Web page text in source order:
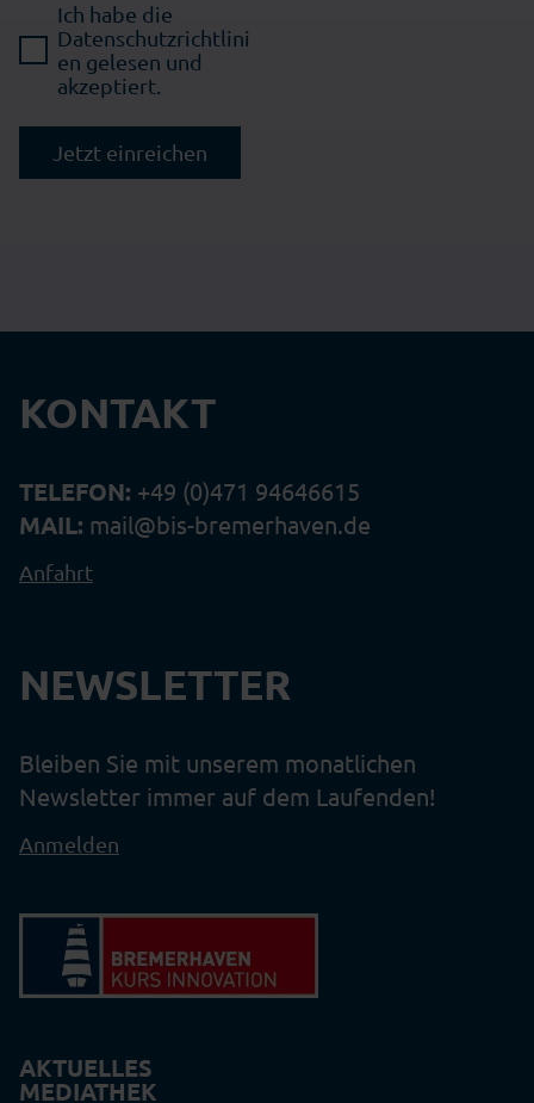
Ich habe die
Datenschutzrichtlini
en gelesen und
akzeptiert.
Jetzt einreichen
KONTAKT
TELEFON: +49 (0)471 94646615
MAIL: mail@bis-bremerhaven.de
Anfahrt
NEWSLETTER
Bleiben Sie mit unserem monatlichen
Newsletter immer auf dem Laufenden!
Anmelden
AKTUELLES
MEDIATHEK